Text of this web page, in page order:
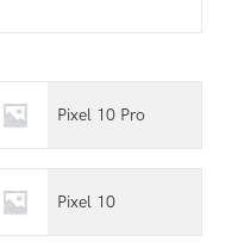
Pixel 10 Pro
Pixel 10